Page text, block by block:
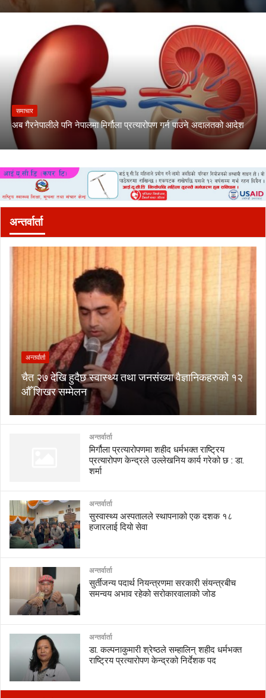
समाचार
अब गैरनेपालीले पनि नेपालमा मिर्गौला प्रत्यारोपण गर्न पाउने अदालतको आदेश
अन्तर्वार्ता
अन्तर्वार्ता
चैत २७ देखि हुदैछ स्वास्थ्य तथा जनसंख्या वैज्ञानिकहरुको १२
औँ शिखर सम्मेलन
अन्तर्वार्ता
मिर्गौला प्रत्यारोपणमा शहीद धर्मभक्त राष्ट्रिय
प्रत्यारोपण केन्द्रले उल्लेखनिय कार्य गरेको छ : डा.
शर्मा
अन्तर्वार्ता
सुस्वास्थ्य अस्पतालले स्थापनाको एक दशक १८
हजारलाई दियो सेवा
अन्तर्वार्ता
सुर्तीजन्य पदार्थ नियन्त्रणमा सरकारी संयन्त्रबीच
समन्वय अभाव रहेको सरोकारवालाको जोड
अन्तर्वार्ता
डा. कल्पनाकुमारी श्रेष्ठले सम्हालिन् शहीद धर्मभक्त
राष्ट्रिय प्रत्यारोपण केन्द्रको निर्देशक पद